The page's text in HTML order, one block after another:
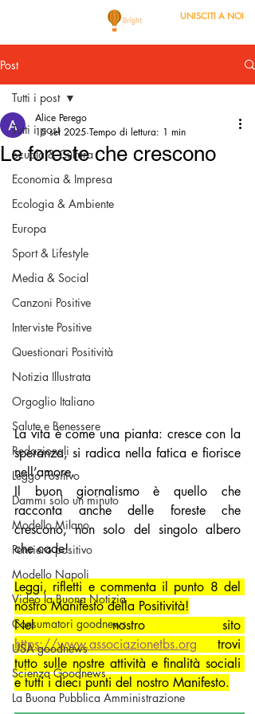
UNISCITI A NOI
Post
Tutti i post
Scuola & Cultura
Economia & Impresa
Ecologia & Ambiente
Europa
Sport & Lifestyle
Media & Social
Canzoni Positive
Interviste Positive
Questionari Positività
Notizia Illustrata
Orgoglio Italiano
Salute e Benessere
Redazionali
Leggo Positivo
Dammi solo un minuto
Modello Milano
Pensiero positivo
Modello Napoli
Video la Buona Notizia
Consumatori goodnews
USA goodnews
Scienza Goodnews
La Buona Pubblica Amministrazione
Tutti i post
Le foreste che crescono
Alice Perego
15 set 2025 Tempo di lettura: 1 min
La vita è come una pianta: cresce con la
speranza, si radica nella fatica e fiorisce
nell’amore.
Il buon giornalismo è quello che
racconta anche delle foreste che
crescono, non solo del singolo albero
che cade!
Leggi, rifletti e commenta il punto 8 del
nostro Manifesto della Positività!
https://www.associazionetbs.org trovi
tutto sulle nostre attività e finalità sociali
e tutti i dieci punti del nostro Manifesto.